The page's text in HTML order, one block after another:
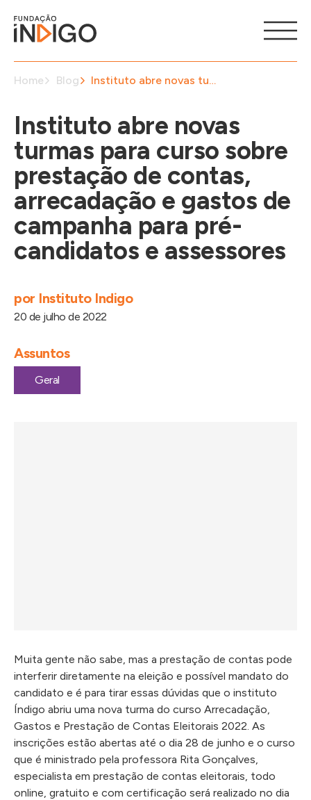
Home Blog Instituto abre novas turmas para curso sobre prestação de contas, arrecadação e gastos de campanha para pré-candidatos e assessores
Instituto abre novas
turmas para curso sobre
prestação de contas,
arrecadação e gastos de
campanha para pré-
candidatos e assessores
por Instituto Indigo
20 de julho de 2022
Assuntos
Geral
Muita gente não sabe, mas a prestação de contas pode
interferir diretamente na eleição e possível mandato do
candidato e é para tirar essas dúvidas que o instituto
Índigo abriu uma nova turma do curso Arrecadação,
Gastos e Prestação de Contas Eleitorais 2022. As
inscrições estão abertas até o dia 28 de junho e o curso
que é ministrado pela professora Rita Gonçalves,
especialista em prestação de contas eleitorais, todo
online, gratuito e com certificação será realizado no dia